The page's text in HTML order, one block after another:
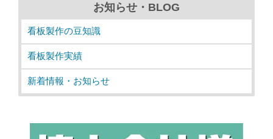
お知らせ・BLOG
看板製作の豆知識
看板製作実績
新着情報・お知らせ